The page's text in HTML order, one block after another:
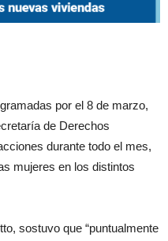
por el 8 de marzo,
de Derechos
durante todo el mes,
mujeres en los distintos
sostuvo que “puntualmente